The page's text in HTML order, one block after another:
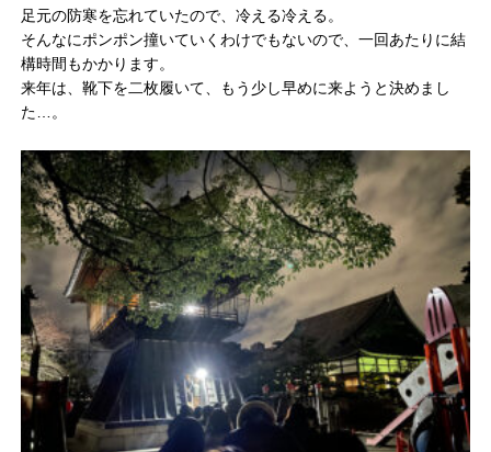
足元の防寒を忘れていたので、冷える冷える。
そんなにポンポン撞いていくわけでもないので、一回あたりに結
構時間もかかります。
来年は、靴下を二枚履いて、もう少し早めに来ようと決めまし
た…。